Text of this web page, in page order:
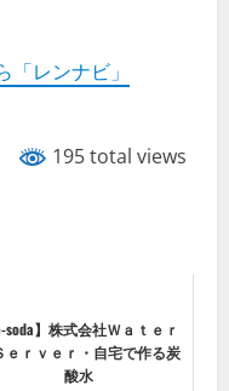
レンナビ」
195 total views
soda】株式会社Ｗａｔｅｒ
ｅｒｖｅｒ・自宅で作る炭
酸水